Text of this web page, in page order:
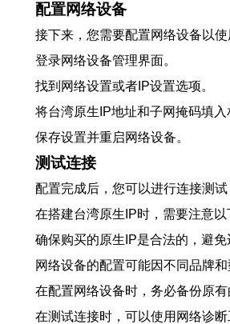
配置网络设备
接下来，您需要配置网络设备以
登录网络设备管理界面。
找到网络设置或者IP设置选项。
将台湾原生IP地址和子网掩码填入
保存设置并重启网络设备。
测试连接
配置完成后，您可以进行连接测
在搭建台湾原生IP时，需要注意以
确保购买的原生IP是合法的，避免
网络设备的配置可能因不同品牌
在配置网络设备时，务必备份原
在测试连接时，可以使用网络诊断